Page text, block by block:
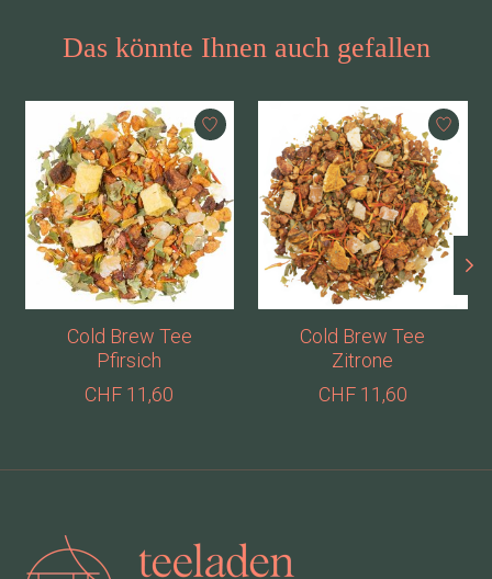
Das könnte Ihnen auch gefallen
Produkt-Karussell-Artikel
Cold Brew Tee
Pfirsich
CHF 11,60
Cold Brew Tee
Zitrone
CHF 11,60